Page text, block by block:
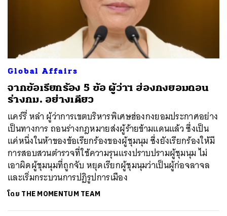
Global Affairs
จากข้อเรียกร้อง 5 ข้อ ผู้ว่าฯ ฮ่องกงยอมถอน
ร่างกม. อย่างเดียว
แคร์รี่ หลำ ผู้ว่าการเขตบริหารพิเศษฮ่องกงยอมประกาศอย่าง
เป็นทางการ ถอนร่างกฎหมายส่งผู้ร้ายข้ามแดนแล้ว ซึ่งเป็น
แค่หนึ่งในห้าของข้อเรียกร้องของผู้ชุมนุม ซึ่งยังเรียกร้องให้มี
การสอบสวนตำรวจที่ใช้ความรุนแรงปราบปรามผู้ชุมนุม ไม่
เอาผิดผู้ชุมนุมที่ถูกจับ หยุดเรียกผู้ชุมนุมว่าเป็นผู้ก่อจลาจล
และเริ่มกระบวนการปฏิรูปการเมือง
โดย THE MOMENTUM TEAM
SHARE TWEET LINE EMAIL